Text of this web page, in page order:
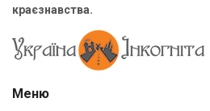
краєзнавства.
Меню